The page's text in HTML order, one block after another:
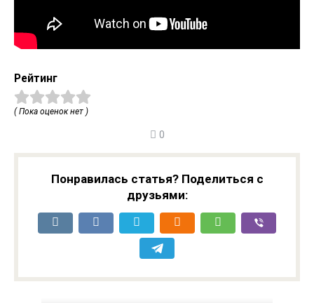
Рейтинг
( Пока оценок нет )
0
Понравилась статья? Поделиться с
друзьями: